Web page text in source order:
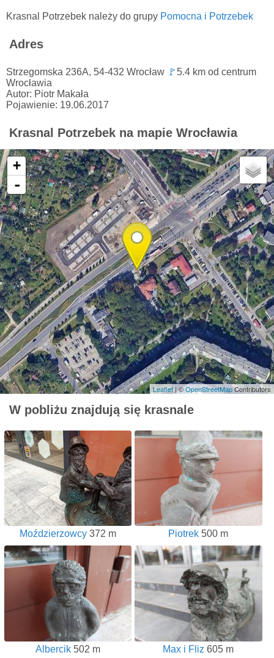
Krasnal Potrzebek należy do grupy Pomocna i Potrzebek
Adres
Strzegomska 236A, 54-432 Wrocław 🚩 5.4 km od centrum
Wrocławia
Autor: Piotr Makała
Pojawienie: 19.06.2017
Krasnal Potrzebek na mapie Wrocławia
+
-
Leaflet | ©OpenStreetMapContributors
W pobliżu znajdują się krasnale
Moździerzowcy 372 m Piotrek 500 m
Albercik 502 m Max i Fliz 605 m